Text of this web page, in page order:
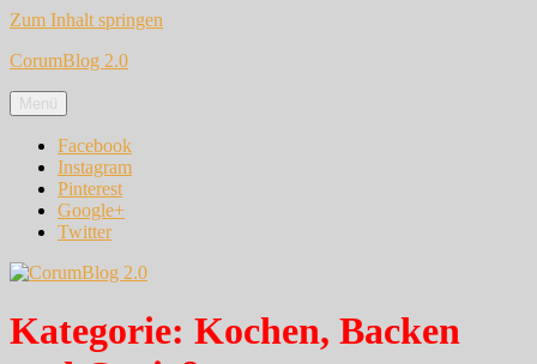
Zum Inhalt springen
CorumBlog 2.0
Menü
Facebook
Instagram
Pinterest
Google+
Twitter
Kategorie: Kochen, Backen